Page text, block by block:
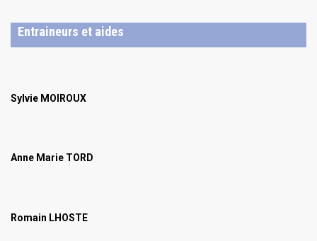
Entraineurs et aides
Sylvie MOIROUX
Anne Marie TORD
Romain LHOSTE